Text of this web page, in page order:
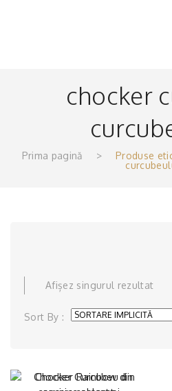
chocker
Prima pagină >
Produse
Afișez singurul rezultat
Sort By :